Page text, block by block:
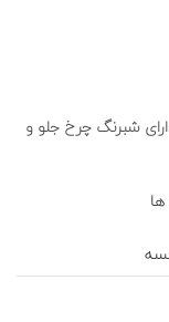
شبرنگ چرخ جلو و